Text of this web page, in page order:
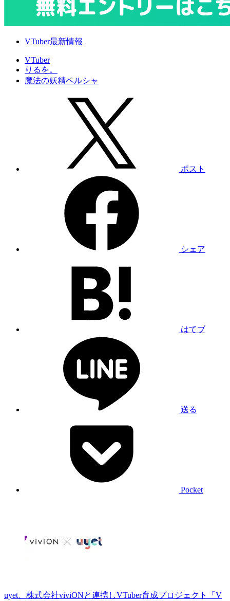
VTuber最新情報
VTuber
りるを。
魔法の妖精ペルシャ
ポスト
シェア
はてブ
送る
Pocket
uyet、株式会社viviONと連携しVTuber育成プロジェクト「V